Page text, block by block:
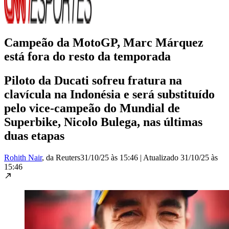
Campeão da MotoGP, Marc Márquez
está fora do resto da temporada
Piloto da Ducati sofreu fratura na
clavícula na Indonésia e será substituído
pelo vice-campeão do Mundial de
Superbike, Nicolo Bulega, nas últimas
duas etapas
Rohith Nair, da Reuters31/10/25 às 15:46 | Atualizado 31/10/25 às
15:46